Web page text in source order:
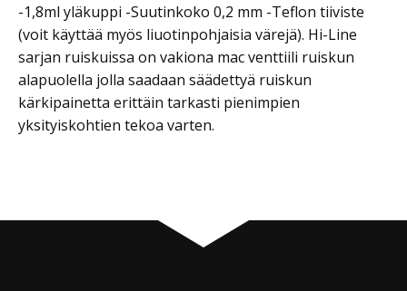
-1,8ml yläkuppi -Suutinkoko 0,2 mm -Teflon tiiviste
(voit käyttää myös liuotinpohjaisia värejä). Hi-Line
sarjan ruiskuissa on vakiona mac venttiili ruiskun
alapuolella jolla saadaan säädettyä ruiskun
kärkipainetta erittäin tarkasti pienimpien
yksityiskohtien tekoa varten.